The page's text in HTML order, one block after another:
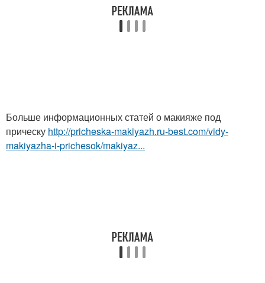
Больше информационных статей о макияже под
прическу http://pricheska-makiyazh.ru-best.com/vidy-
makiyazha-i-prichesok/makiyaz...